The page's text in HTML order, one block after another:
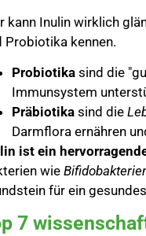
kann Inulin wirklich
Probiotika kennen.
Probiotika sind die
Immunsystem
Präbiotika sind die
Darmflora ernähren
ist ein
wie
für ein
7